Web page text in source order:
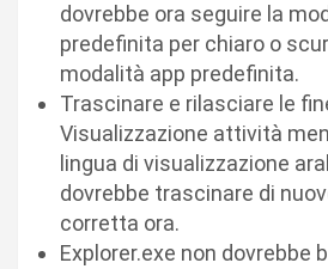
dovrebbe ora seguire la
predefinita per chiaro o
modalità app predefinita.
Trascinare e rilasciare le
Visualizzazione attività
lingua di visualizzazione
dovrebbe trascinare di
corretta ora.
Explorer.exe non dovrebbe